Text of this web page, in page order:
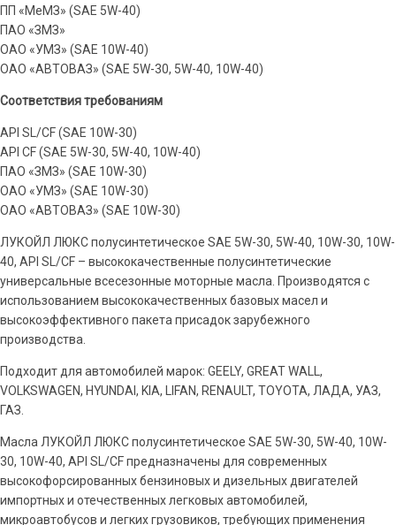
ПП «МеМЗ» (SAE 5W-40)
ПАО «ЗМЗ»
ОАО «УМЗ» (SAE 10W-40)
ОАО «АВТОВАЗ» (SAE 5W-30, 5W-40, 10W-40)
Соответствия требованиям
API SL/CF (SAE 10W-30)
API CF (SAE 5W-30, 5W-40, 10W-40)
ПАО «ЗМЗ» (SAE 10W-30)
ОАО «УМЗ» (SAE 10W-30)
ОАО «АВТОВАЗ» (SAE 10W-30)
ЛУКОЙЛ ЛЮКС полусинтетическое SAE 5W-30, 5W-40, 10W-30, 10W-
40, API SL/CF – высококачественные полусинтетические
универсальные всесезонные моторные масла. Производятся с
использованием высококачественных базовых масел и
высокоэффективного пакета присадок зарубежного
производства.
Подходит для автомобилей марок: GEELY, GREAT WALL,
VOLKSWAGEN, HYUNDAI, KIA, LIFAN, RENAULT, TOYOTA, ЛАДА, УАЗ,
ГАЗ.
Масла ЛУКОЙЛ ЛЮКС полусинтетическое SAE 5W-30, 5W-40, 10W-
30, 10W-40, API SL/CF предназначены для современных
высокофорсированных бензиновых и дизельных двигателей
импортных и отечественных легковых автомобилей,
микроавтобусов и легких грузовиков, требующих применения